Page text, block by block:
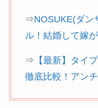
⇒NOSUKE(ダン
ル！結婚して嫁
⇒ 【最新】タイ
徹底比較！アン